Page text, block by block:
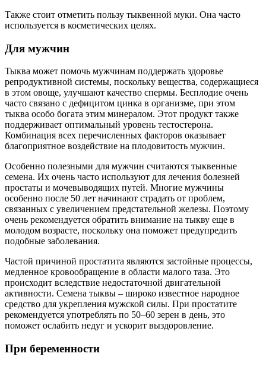
Также стоит отметить пользу тыквенной муки. Она часто
используется в косметических целях.
Для мужчин
Тыква может помочь мужчинам поддержать здоровье
репродуктивной системы, поскольку вещества, содержащиеся
в этом овоще, улучшают качество спермы. Бесплодие очень
часто связано с дефицитом цинка в организме, при этом
тыква особо богата этим минералом. Этот продукт также
поддерживает оптимальный уровень тестостерона.
Комбинация всех перечисленных факторов оказывает
благоприятное воздействие на плодовитость мужчин.
Особенно полезными для мужчин считаются тыквенные
семена. Их очень часто используют для лечения болезней
простаты и мочевыводящих путей. Многие мужчины
особенно после 50 лет начинают страдать от проблем,
связанных с увеличением предстательной железы. Поэтому
очень рекомендуется обратить внимание на тыкву еще в
молодом возрасте, поскольку она поможет предупредить
подобные заболевания.
Частой причиной простатита являются застойные процессы,
медленное кровообращение в области малого таза. Это
происходит вследствие недостаточной двигательной
активности. Семена тыквы – широко известное народное
средство для укрепления мужской силы. При простатите
рекомендуется употреблять по 50–60 зерен в день, это
поможет ослабить недуг и ускорит выздоровление.
При беременности